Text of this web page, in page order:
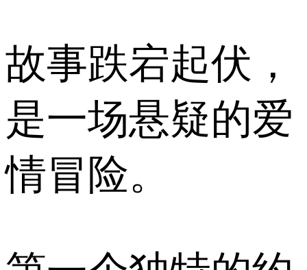
故事跌宕起伏，
是一场悬疑的爱
情冒险。